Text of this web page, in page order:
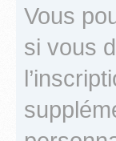
Vous
si vous